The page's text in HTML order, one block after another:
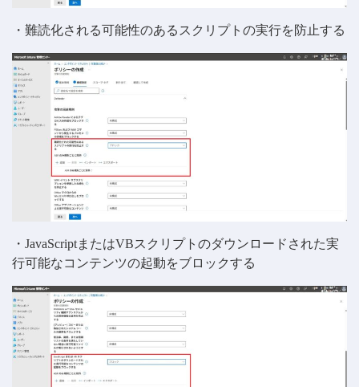
・難読化される可能性のあるスクリプトの実行を防止する
・JavaScriptまたはVBスクリプトのダウンロードされた実
行可能なコンテンツの起動をブロックする